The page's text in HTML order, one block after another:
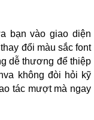
bạn vào giao diện
đổi màu sắc font
dễ thương để thiệp
không đòi hỏi kỹ
tác mượt mà ngay